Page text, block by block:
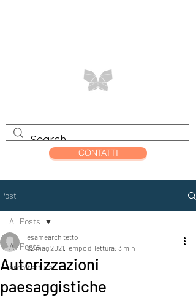
CONTATTI
Post
All Posts
architettura
All Posts
Autorizzazioni
paesaggistiche
esamearchitetto
22 mag 2021Tempo di lettura: 3 min